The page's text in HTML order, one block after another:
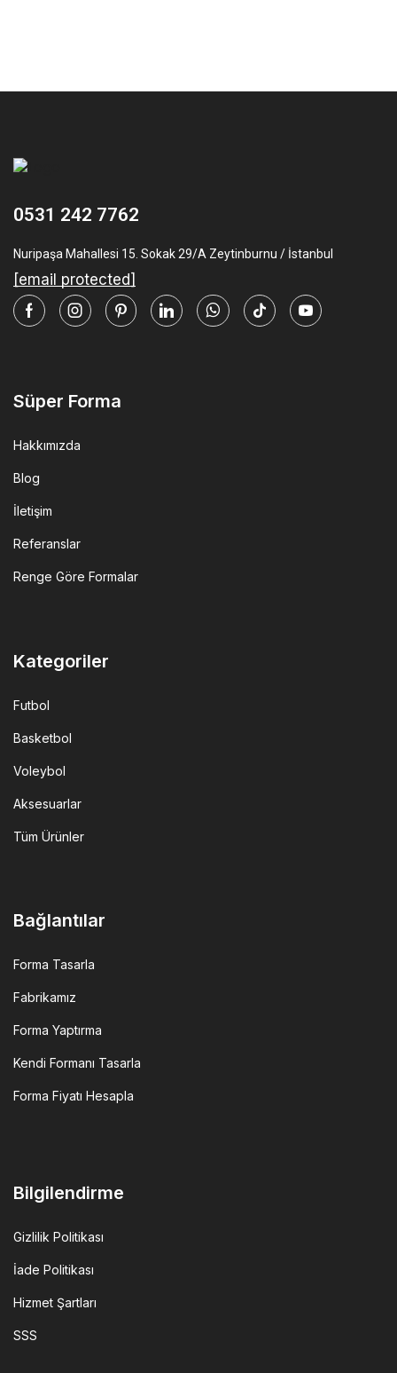
0531 242 7762
Nuripaşa Mahallesi 15. Sokak 29/A Zeytinburnu / İstanbul
[email protected]
FacebookInstagramPinterestLinkedinWhatsapp
Tik-
Youtube
Süper Forma
Hakkımızda
Blog
İletişim
Referanslar
Renge Göre Formalar
Kategoriler
Futbol
Basketbol
Voleybol
Aksesuarlar
Tüm Ürünler
Bağlantılar
Forma Tasarla
Fabrikamız
Forma Yaptırma
Kendi Formanı Tasarla
Forma Fiyatı Hesapla
Bilgilendirme
Gizlilik Politikası
İade Politikası
Hizmet Şartları
SSS